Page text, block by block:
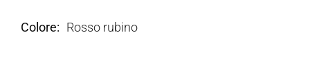
Colore Rosso rubino